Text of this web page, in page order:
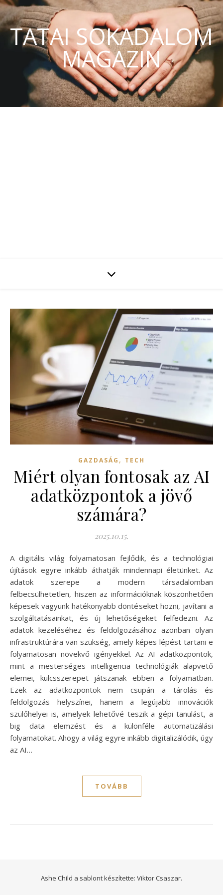
TATAI SOKADALOM
MAGAZIN
GAZDASÁG , TECH
Miért olyan fontosak az AI
adatközpontok a jövő
számára?
2025.10.15.
A digitális világ folyamatosan fejlődik, és a technológiai
újítások egyre inkább áthatják mindennapi életünket. Az
adatok szerepe a modern társadalomban
felbecsülhetetlen, hiszen az információknak köszönhetően
képesek vagyunk hatékonyabb döntéseket hozni, javítani a
szolgáltatásainkat, és új lehetőségeket felfedezni. Az
adatok kezeléséhez és feldolgozásához azonban olyan
infrastruktúrára van szükség, amely képes lépést tartani e
folyamatosan növekvő igényekkel. Az AI adatközpontok,
mint a mesterséges intelligencia technológiák alapvető
elemei, kulcsszerepet játszanak ebben a folyamatban.
Ezek az adatközpontok nem csupán a tárolás és
feldolgozás helyszínei, hanem a legújabb innovációk
szülőhelyei is, amelyek lehetővé teszik a gépi tanulást, a
big data elemzést és a különféle automatizálási
folyamatokat. Ahogy a világ egyre inkább digitalizálódik, úgy
az AI…
TOVÁBB
Ashe Child a sablont készítette: Viktor Csaszar.